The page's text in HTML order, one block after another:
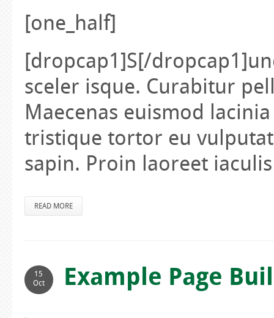
[one_half]
[dropcap1]S[/
sceler isque. Curabitur
Maecenas euismod
tristique tortor eu
sapin. Proin laoreet
READ MORE
15
Oct
Example Page